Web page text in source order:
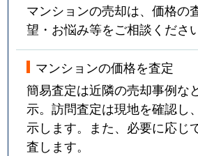
マンションの売却は、価格の
望・お悩み等をご相談ください
マンションの価格を査定
簡易査定は近隣の売却事例な
示。訪問査定は現地を確認し
示します。また、必要に応じ
査します。